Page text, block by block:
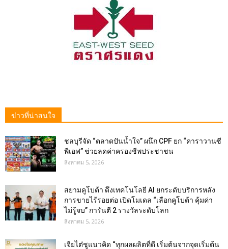
ข่าวที่น่าสนใจ
ชลบุรีจัด “ตลาดปันน้ำใจ” ผนึก CPF ยก “คาราวานซี
พีเอฟ” ช่วยลดค่าครองชีพประชาชน
สิงหาคม 5, 2026
สยามคูโบต้า ดึงเทคโนโลยี AI ยกระดับบริการหลัง
การขายไร้รอยต่อ เปิดโมเดล “เลือกคูโบต้า คุ้มค่า
ไม่รู้จบ” การันตี 2 รางวัลระดับโลก
สิงหาคม 5, 2026
เจียไต๋ชูแนวคิด “ทุกผลผลิตที่ดี เริ่มต้นจากจุดเริ่มต้น